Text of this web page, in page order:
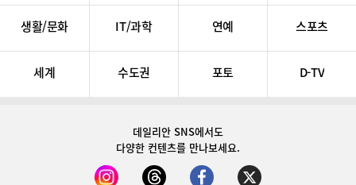
생활/문화 IT/과학 연예 스포츠
세계 수도권 포토 D-TV
데일리안 SNS에서도
다양한 컨텐츠를 만나보세요.